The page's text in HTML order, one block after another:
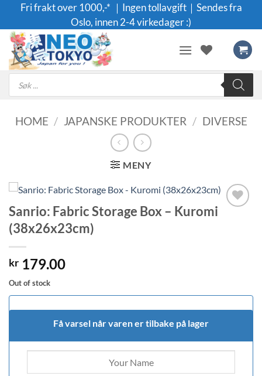
content
Fri frakt over 1000,-* ｜Ingen tollavgift｜Sendes fra
Oslo, innen 2-4 virkedager :)
Products
search
HOME / JAPANSKE PRODUKTER / DIVERSE
MENY
Legg til i
Sanrio: Fabric Storage Box – Kuromi
(38x26x23cm)
kr 179.00
Out of stock
Få varsel når varen er tilbake på lager